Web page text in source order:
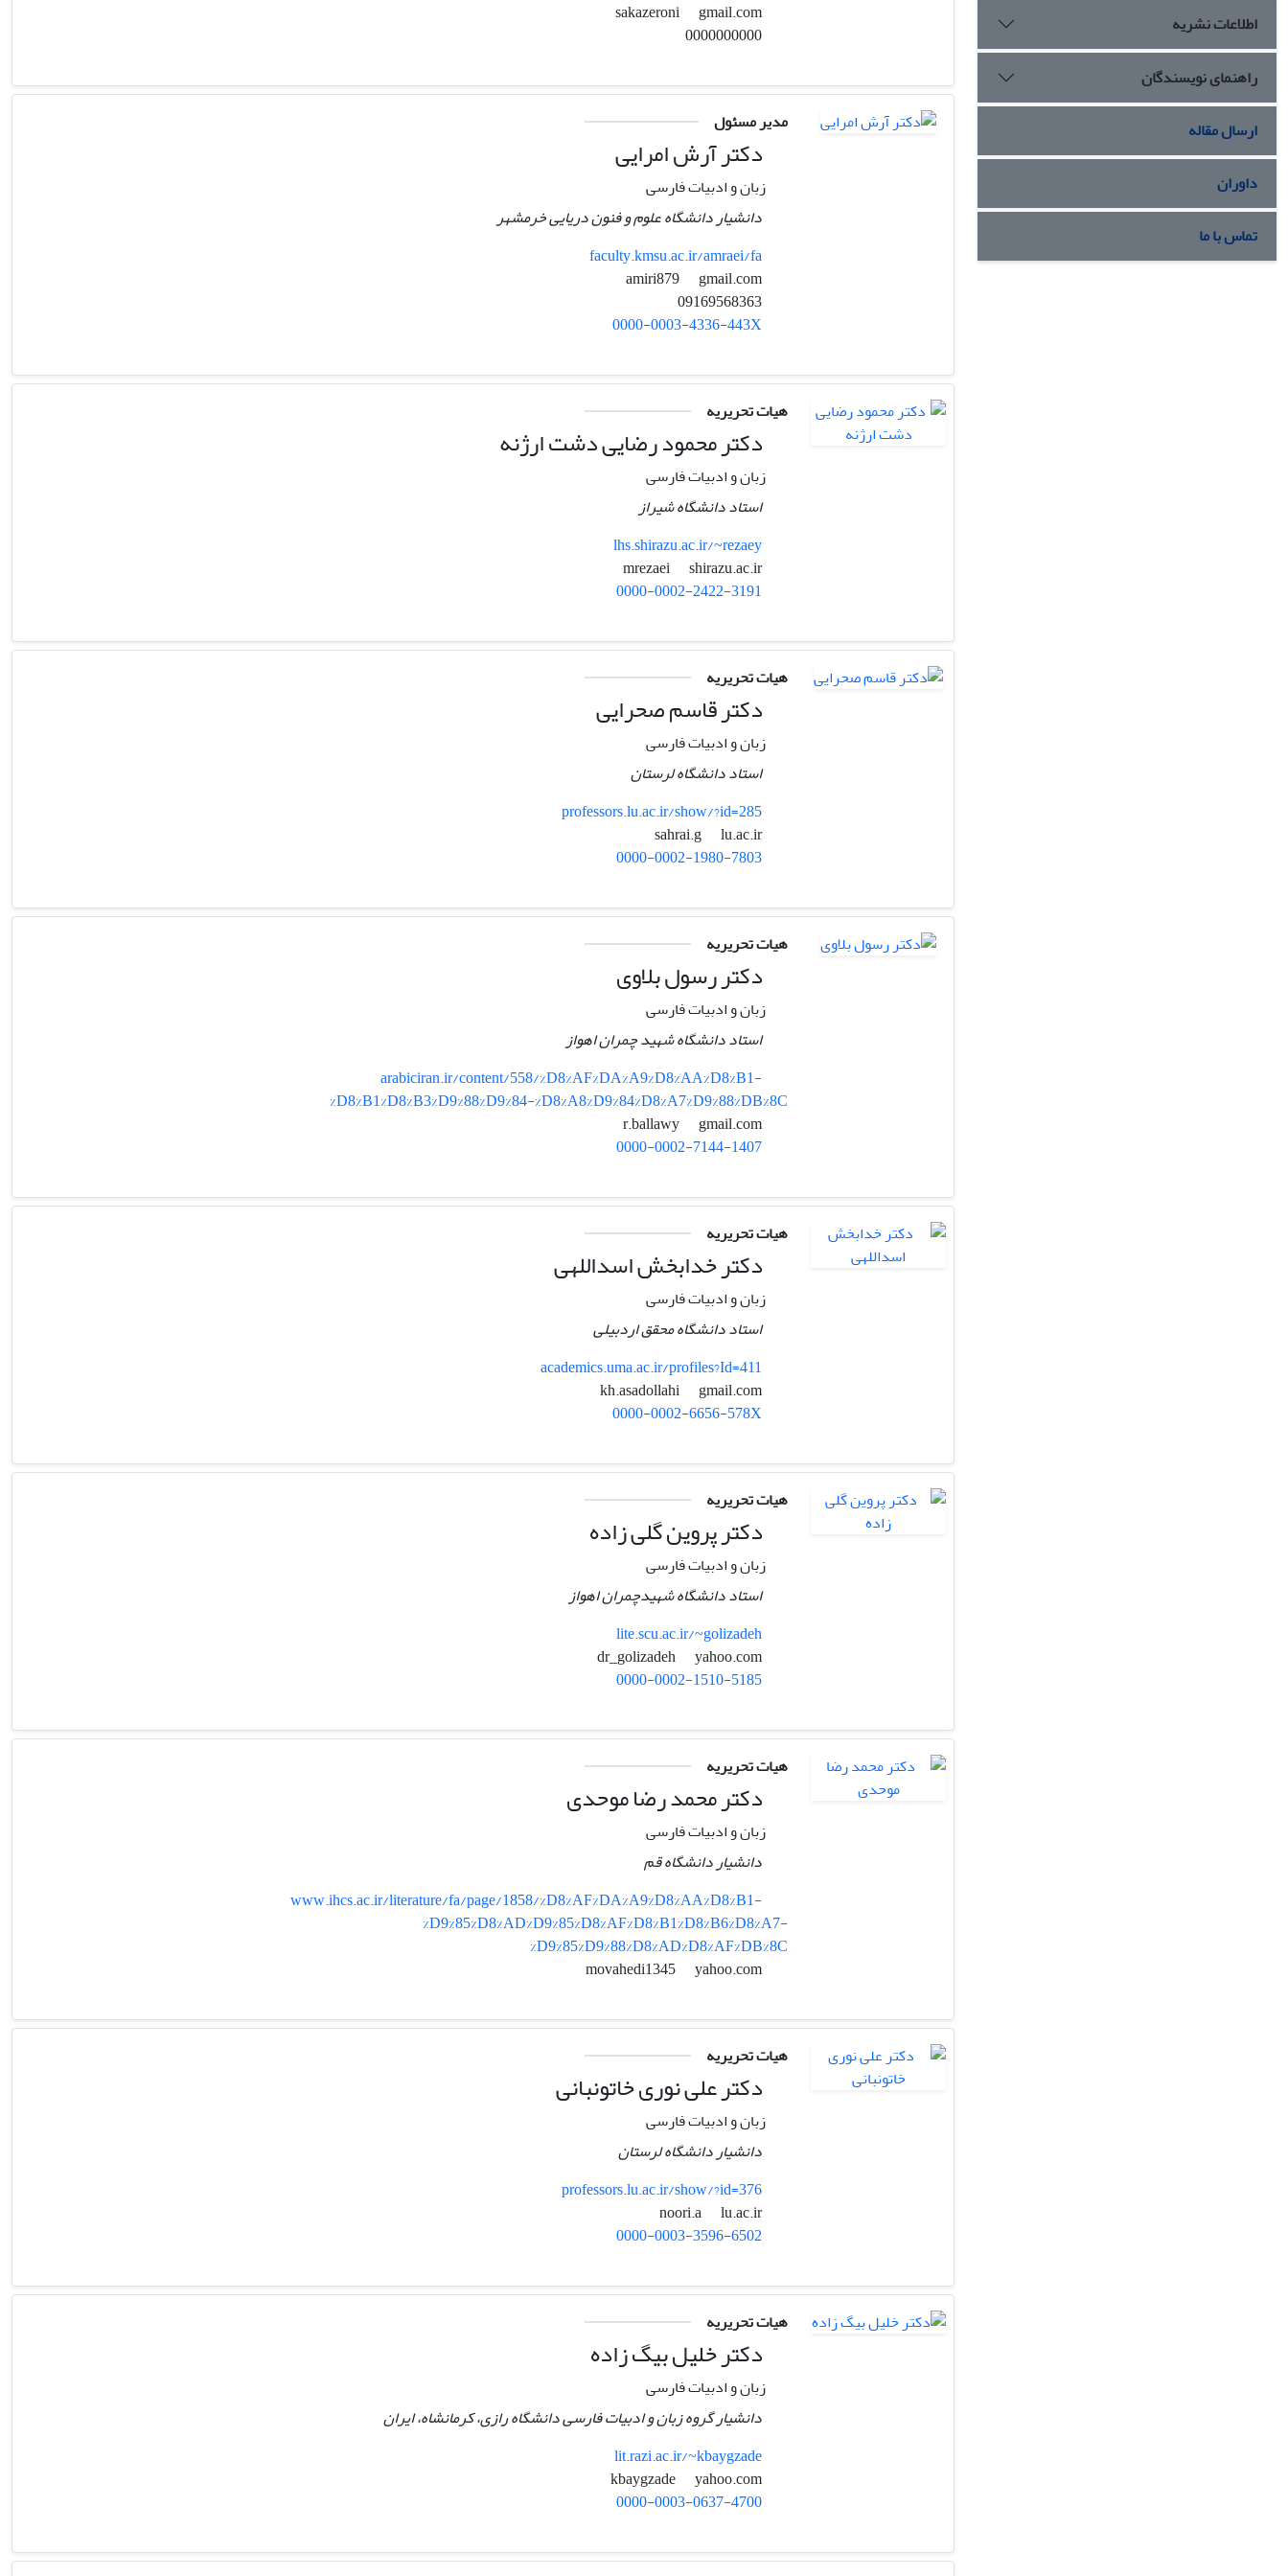
اطلاعات نشریه
راهنمای نویسندگان
ارسال مقاله
داوران
تماس با ما
gmail.com
مدیر مسئول
دکتر آرش امرایی
زبان و ادبیات فارسی
دانشیار دانشگاه علوم و فنون دریایی خرمشهر
faculty.kmsu.ac.ir/amraei/fa
gmail.com
0000-0003-4336-443X
هیات تحریریه
دکتر محمود رضایی دشت ارژنه
زبان و ادبیات فارسی
استاد دانشگاه شیراز
lhs.shirazu.ac.ir/~rezaey
mrezaei
shirazu.ac.ir
0000-0002-2422-3191
هیات تحریریه
دکتر قاسم صحرایی
زبان و ادبیات فارسی
استاد دانشگاه لرستان
professors.lu.ac.ir/show/?id=285
sahrai.g
lu.ac.ir
0000-0002-1980-7803
هیات تحریریه
دکتر رسول بلاوی
زبان و ادبیات فارسی
استاد دانشگاه شهید چمران اهواز
arabiciran.ir/content/558/%D8%AF%DA%A9%D8%AA%D8%B1-
%D8%B1%D8%B3%D9%88%D9%84-%D8%A8%D9%84%D8%A7%D9%88%DB%8C
gmail.com
0000-0002-7144-1407
هیات تحریریه
دکتر خدابخش اسداللهی
زبان و ادبیات فارسی
استاد دانشگاه محقق اردبیلی
academics.uma.ac.ir/profiles?Id=411
gmail.com
0000-0002-6656-578X
هیات تحریریه
دکتر پروین گلی زاده
زبان و ادبیات فارسی
استاد دانشگاه شهیدچمران اهواز
lite.scu.ac.ir/~golizadeh
yahoo.com
0000-0002-1510-5185
هیات تحریریه
دکتر محمد رضا موحدی
زبان و ادبیات فارسی
دانشیار دانشگاه قم
www.ihcs.ac.ir/literature/fa/page/1858/%D8%AF%DA%A9%D8%AA%D8%B1-
%D9%85%D8%AD%D9%85%D8%AF%D8%B1%D8%B6%D8%A7-
%D9%85%D9%88%D8%AD%D8%AF%DB%8C
yahoo.com
هیات تحریریه
دکتر علی نوری خاتونبانی
زبان و ادبیات فارسی
دانشیار دانشگاه لرستان
professors.lu.ac.ir/show/?id=376
noori.a
lu.ac.ir
0000-0003-3596-6502
هیات تحریریه
دکتر خلیل بیگ زاده
زبان و ادبیات فارسی
دانشیار گروه زبان و ادبیات فارسی دانشگاه رازی، کرمانشاه، ایران
lit.razi.ac.ir/~kbaygzade
yahoo.com
0000-0003-0637-4700